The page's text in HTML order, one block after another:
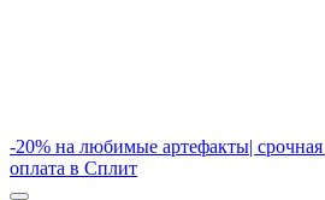
-20% на любимые артефакты|
оплата в Сплит